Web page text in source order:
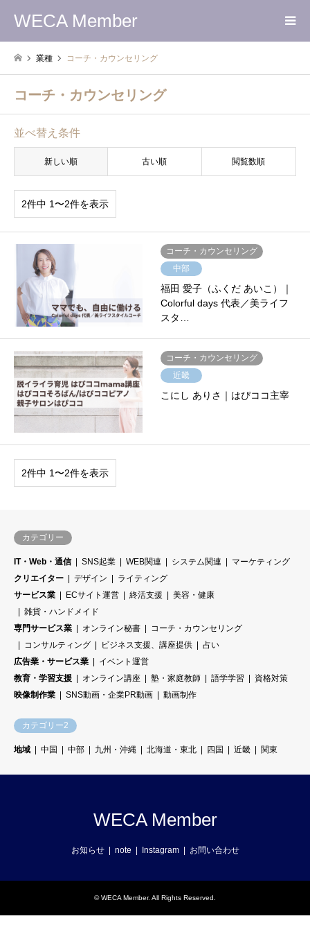
WECA Member
業種 コーチ・カウンセリング
コーチ・カウンセリング
並べ替え条件
新しい順 古い順 閲覧数順
2件中 1〜2件を表示
コーチ・カウンセリング
中部
福田 愛子（ふくだ あいこ）｜
Colorful days 代表／美ライフ
スタ…
コーチ・カウンセリング
近畿
こにし ありさ｜はぴココ主宰
2件中 1〜2件を表示
カテゴリー
IT・Web・通信 SNS起業 WEB関連 システム関連
マーケティング
クリエイター
デザイン
ライティング
サービス業
ECサイト運営 終活支援
美容・健康
雑貨・ハンドメイド
専門サービス業
オンライン秘書
コーチ・カウンセリング
コンサルティング
ビジネス支援、講座提供
占い
広告業・サービス業
イベント運営
教育・学習支援
オンライン講座 塾・家庭教師 語学学習
資格対策
映像制作業
SNS動画・企業PR動画 動画制作
カテゴリー2
地域 中国 中部 九州・沖縄 北海道・東北 四国 近畿 関東
WECA Member
お知らせ note Instagram お問い合わせ
©WECA Member. All Rights Reserved.